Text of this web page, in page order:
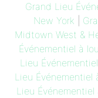
Grand Lieu
New York
Midtown West &
Événementiel à
Lieu
Lieu Événementiel
Lieu